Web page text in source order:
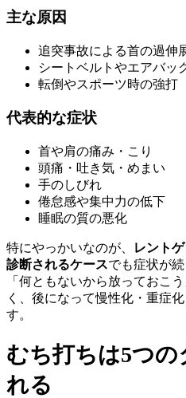
主な原因
追突事故による首の過伸
シートベルトやエアバッ
転倒やスポーツ時の強打
代表的な症状
首や肩の痛み・こり
頭痛・吐き気・めまい
手のしびれ
倦怠感や集中力の低下
睡眠の質の悪化
特にやっかいなのが、
レント
診断されるケースでも症状が続
「何ともないから放っておこ
く、後になって慢性化・重症
す。
むち打ちは5つの
れる